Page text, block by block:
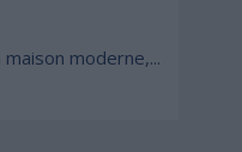
moderne,...